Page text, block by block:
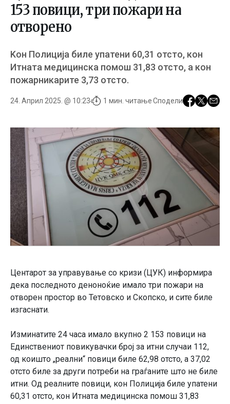
153 повици, три пожари на
отворено
Kон Полиција биле упатени 60,31 отсто, кон
Итната медицинска помош 31,83 отсто, а кон
пожарникарите 3,73 отсто.
24. Април 2025. @ 10:23 1 мин. читањеСподели
Центарот за управување со кризи (ЦУК) информира
дека последното деноноќие имало три пожари на
отворен простор во Тетовско и Скопско, и сите биле
изгаснати.
Изминатите 24 часа имало вкупно 2 153 повици на
Единствениот повикувачки број за итни случаи 112,
од коишто „реални“ повици биле 62,98 отсто, а 37,02
отсто биле за други потреби на граѓаните што не биле
итни. Од реалните повици, кон Полиција биле упатени
60,31 отсто, кон Итната медицинска помош 31,83